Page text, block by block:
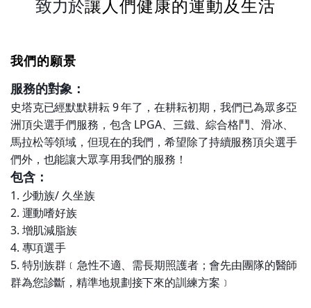
致力於讓人們健康的運動及生活
我們的願景
服務的對象：
史塔克已經默默耕耘 9 年了，在耕耘初期，我們已為眾多亞
洲頂尖選手們服務，包含 LPGA、三鐵、綜合格鬥、滑冰、
馬拉松等領域，但現在的我們，希望除了持續服務頂尖選手
們外，也能讓大眾享用我們的服務！
包含：
1. 少動族/ 久坐族
2. 運動嗜好族
3. 增肌減脂族
4. 專項選手
5. 特別族群﹝急性不適、需長期照護者；會先由團隊的醫師
群為您診斷，精準地規劃接下來的訓練方案﹞